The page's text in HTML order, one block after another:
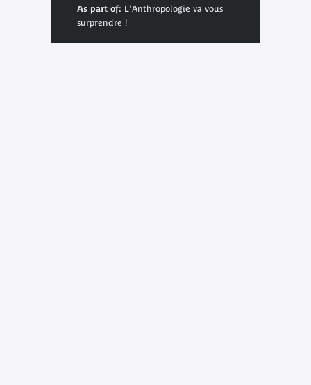
As part of: L'Anthropologie va vous
surprendre !